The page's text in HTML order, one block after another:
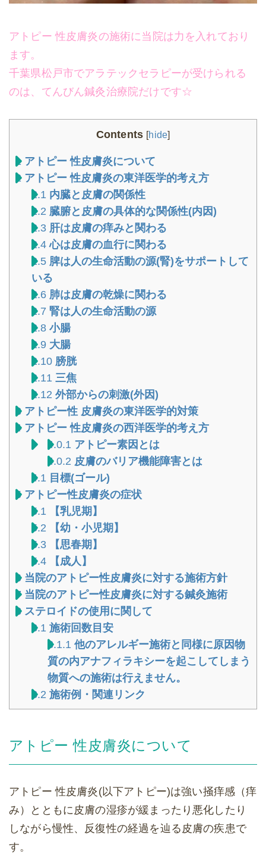
アトピー 性皮膚炎の施術に当院は力を入れており
ます。
千葉県松戸市でアラテックセラピーが受けられる
のは、てんびん鍼灸治療院だけです☆
Contents [hide]
1アトピー 性皮膚炎について
2アトピー 性皮膚炎の東洋医学的考え方
2.1 内臓と皮膚の関係性
2.2 臓腑と皮膚の具体的な関係性(内因)
2.3 肝は皮膚の痒みと関わる
2.4 心は皮膚の血行に関わる
2.5 脾は人の生命活動の源(腎)をサポートして
いる
2.6 肺は皮膚の乾燥に関わる
2.7 腎は人の生命活動の源
2.8 小腸
2.9 大腸
2.10 膀胱
2.11 三焦
2.12 外部からの刺激(外因)
3アトピー性 皮膚炎の東洋医学的対策
4アトピー 性皮膚炎の西洋医学的考え方
4.0.1 アトピー素因とは
4.0.2 皮膚のバリア機能障害とは
4.1 目標(ゴール)
5アトピー性皮膚炎の症状
5.1 【乳児期】
5.2 【幼・小児期】
5.3 【思春期】
5.4 【成人】
6当院のアトピー性皮膚炎に対する施術方針
7当院のアトピー性皮膚炎に対する鍼灸施術
8ステロイドの使用に関して
8.1 施術回数目安
8.1.1 他のアレルギー施術と同様に原因物
質の内アナフィラキシーを起こしてしまう
物質への施術は行えません。
8.2 施術例・関連リンク
アトピー 性皮膚炎について
アトピー 性皮膚炎(以下アトピー)は強い掻痒感（痒
み）とともに皮膚の湿疹が緩まったり悪化したり
しながら慢性、反復性の経過を辿る皮膚の疾患で
す。